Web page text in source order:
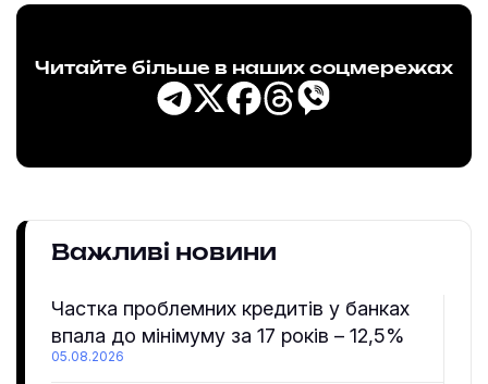
Читайте більше в наших соцмережах
Важливі новини
Частка проблемних кредитів у банках
впала до мінімуму за 17 років – 12,5%
05.08.2026